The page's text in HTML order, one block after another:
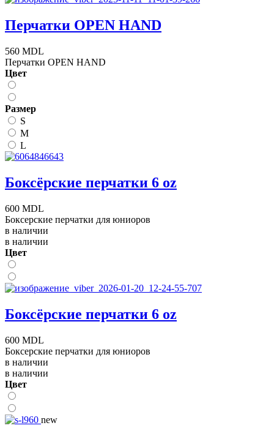
Перчатки OPEN HAND
560 MDL
Перчатки OPEN HAND
Цвет
Размер
S
M
L
Боксёрские перчатки 6 oz
600 MDL
Боксерские перчатки для юниоров
в наличии
в наличии
Цвет
Боксёрские перчатки 6 oz
600 MDL
Боксерские перчатки для юниоров
в наличии
в наличии
Цвет
new